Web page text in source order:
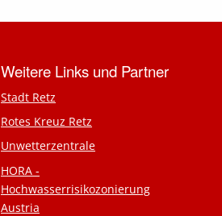
Weitere Links und Partner
Stadt Retz
Rotes Kreuz Retz
Unwetterzentrale
HORA -
Hochwasserrisikozonierung
Austria